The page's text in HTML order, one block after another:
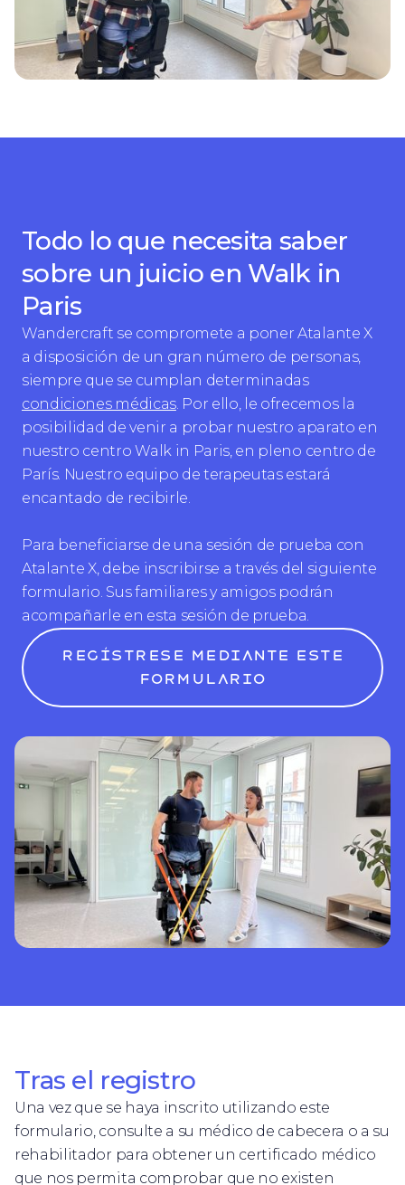
Todo lo que necesita saber
sobre un juicio en Walk in
Paris
Wandercraft se compromete a poner Atalante X
a disposición de un gran número de personas,
siempre que se cumplan determinadas
condiciones médicas. Por ello, le ofrecemos la
posibilidad de venir a probar nuestro aparato en
nuestro centro Walk in Paris, en pleno centro de
París. Nuestro equipo de terapeutas estará
encantado de recibirle.
Para beneficiarse de una sesión de prueba con
Atalante X, debe inscribirse a través del siguiente
formulario. Sus familiares y amigos podrán
acompañarle en esta sesión de prueba.
Regístrese mediante este
formulario
Tras el registro
Una vez que se haya inscrito utilizando este
formulario, consulte a su médico de cabecera o a su
rehabilitador para obtener un certificado médico
que nos permita comprobar que no existen